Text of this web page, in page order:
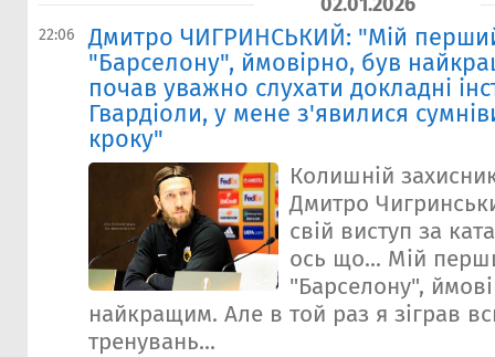
22:06
Дмитро ЧИГРИНСЬКИЙ: "Мій
"Барселону", ймовірно, був
почав уважно слухати докладні
Гвардіоли, у мене з'явилися
кроку"
Колишній
Дмитро
свій виступ за
ось що... Мій
"Барселону",
найкращим. Але в той раз я зіграв
тренувань...